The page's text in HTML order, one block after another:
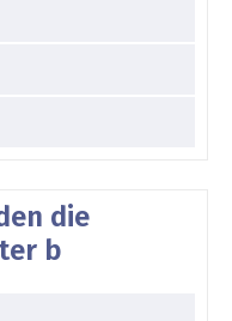
die
b